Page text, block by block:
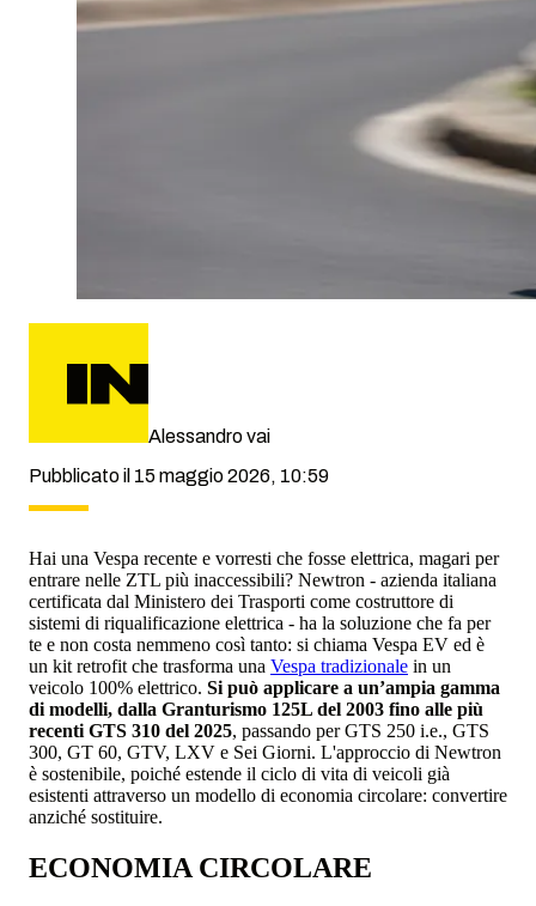
Alessandro vai
Pubblicato il 15 maggio 2026, 10:59
Hai una Vespa recente e vorresti che fosse elettrica, magari per
entrare nelle ZTL più inaccessibili? Newtron - azienda italiana
certificata dal Ministero dei Trasporti come costruttore di
sistemi di riqualificazione elettrica - ha la soluzione che fa per
te e non costa nemmeno così tanto: si chiama Vespa EV ed è
un kit retrofit che trasforma una Vespa tradizionale in un
veicolo 100% elettrico. Si può applicare a un’ampia gamma
di modelli, dalla Granturismo 125L del 2003 fino alle più
recenti GTS 310 del 2025, passando per GTS 250 i.e., GTS
300, GT 60, GTV, LXV e Sei Giorni. L'approccio di Newtron
è sostenibile, poiché estende il ciclo di vita di veicoli già
esistenti attraverso un modello di economia circolare: convertire
anziché sostituire.
ECONOMIA CIRCOLARE